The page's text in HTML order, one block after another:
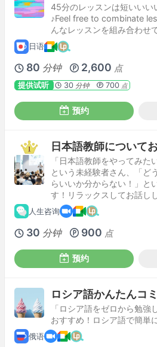
45分のレッスンは短いいい
♪Feel free to combinate
んなレッスンを組み合わせ
日语
80 分钟 2,600 点
提供试听 30 分钟 700点
预约
日本語教師について
「日本語教師をやってみた
という未経験者さん、「ど
らいいか分からない！」と
す！リラックスしてお話し
人生咨询
30 分钟 900 点
预约
ロシア語かんたんコ
「ロシア語をゼロから勉強
おすすめ！ロシア語で簡単
俄语